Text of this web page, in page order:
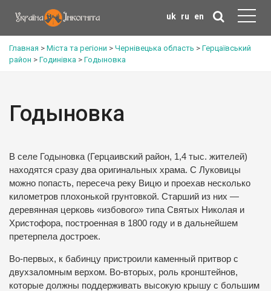
uk ru en
Главная > Міста та регіони > Чернівецька область > Герцаївський
район > Годинівка > Годыновка
Годыновка
В селе Годыновка (Герцаивский район, 1,4 тыс. жителей)
находятся сразу два оригинальных храма. С Луковицы
можно попасть, пересеча реку Вицю и проехав несколько
километров плохонькой грунтовкой. Старший из них —
деревянная церковь «избового» типа Святых Николая и
Христофора, построенная в 1800 году и в дальнейшем
претерпела достроек.
Во-первых, к бабинцу пристроили каменный притвор с
двухзаломным верхом. Во-вторых, роль кронштейнов,
которые должны поддерживать высокую крышу с большим